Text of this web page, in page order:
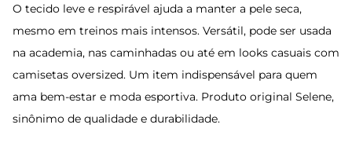
O tecido leve e respirável ajuda a manter a pele seca,
mesmo em treinos mais intensos. Versátil, pode ser usada
na academia, nas caminhadas ou até em looks casuais com
camisetas oversized. Um item indispensável para quem
ama bem-estar e moda esportiva. Produto original Selene,
sinônimo de qualidade e durabilidade.